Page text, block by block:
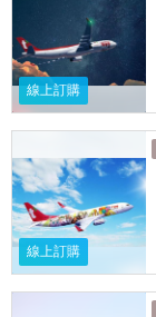
線上訂購
線上訂購